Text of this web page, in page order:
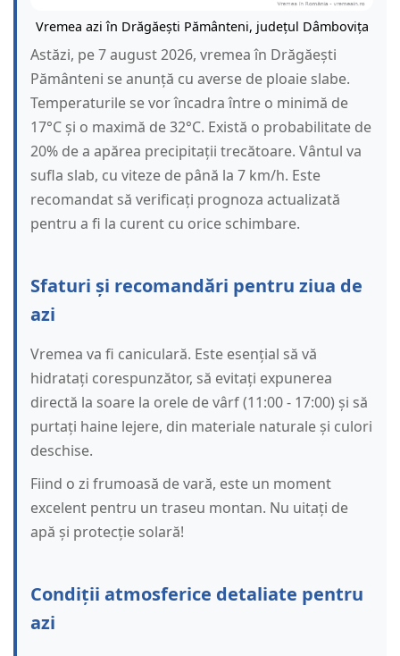
Vremea azi în Drăgăești Pământeni, județul Dâmbovița
Astăzi, pe 7 august 2026, vremea în Drăgăești
Pământeni se anunță cu averse de ploaie slabe.
Temperaturile se vor încadra între o minimă de
17°C și o maximă de 32°C. Există o probabilitate de
20% de a apărea precipitații trecătoare. Vântul va
sufla slab, cu viteze de până la 7 km/h. Este
recomandat să verificați prognoza actualizată
pentru a fi la curent cu orice schimbare.
Sfaturi și recomandări pentru ziua de
azi
Vremea va fi caniculară. Este esențial să vă
hidratați corespunzător, să evitați expunerea
directă la soare la orele de vârf (11:00 - 17:00) și să
purtați haine lejere, din materiale naturale și culori
deschise.
Fiind o zi frumoasă de vară, este un moment
excelent pentru un traseu montan. Nu uitați de
apă și protecție solară!
Condiții atmosferice detaliate pentru
azi